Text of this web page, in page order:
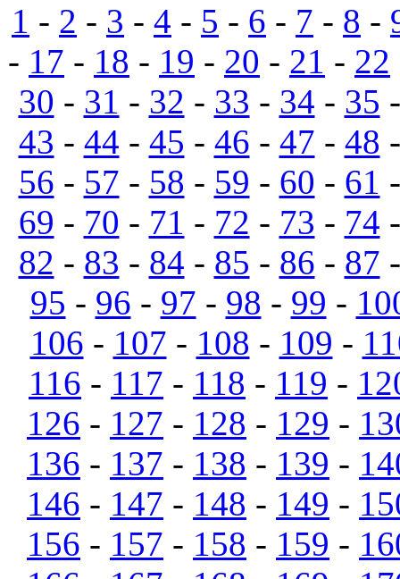
1 - 2 - 3 - 4 - 5 - 6 - 7 - 8 -
- 17 - 18 - 19 - 20 - 21 - 22
30 - 31 - 32 - 33 - 34 - 35
43 - 44 - 45 - 46 - 47 - 48
56 - 57 - 58 - 59 - 60 - 61
69 - 70 - 71 - 72 - 73 - 74
82 - 83 - 84 - 85 - 86 - 87
95 - 96 - 97 - 98 - 99 -
106 - 107 - 108 - 109 -
116 - 117 - 118 - 119 -
126 - 127 - 128 - 129 -
136 - 137 - 138 - 139 -
146 - 147 - 148 - 149 -
156 - 157 - 158 - 159 -